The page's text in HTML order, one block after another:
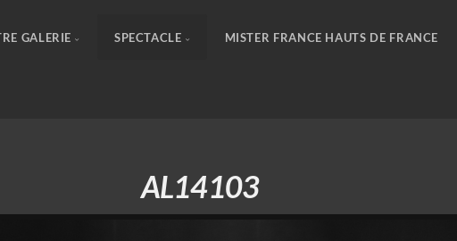
GALERIE SPECTACLE MISTER FRANCE HAUTS DE FRANCE
AL14103